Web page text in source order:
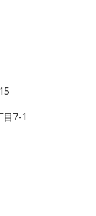
7-1